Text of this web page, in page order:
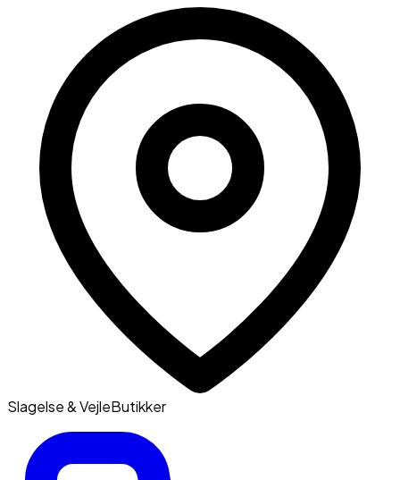
Slagelse & VejleButikker